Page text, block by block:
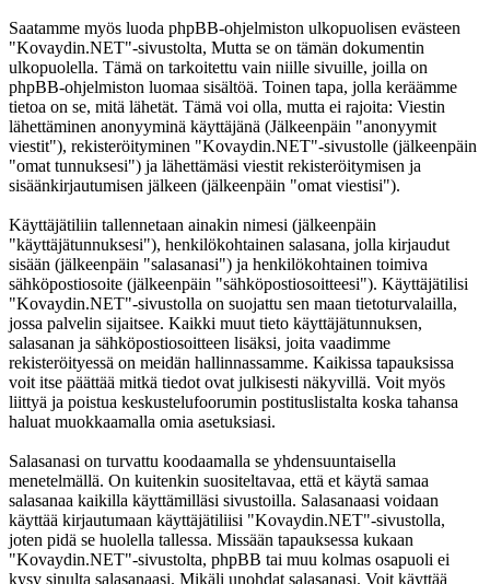
Saatamme myös luoda phpBB-ohjelmiston ulkopuolisen evästeen
"Kovaydin.NET"-sivustolta, Mutta se on tämän dokumentin
ulkopuolella. Tämä on tarkoitettu vain niille sivuille, joilla on
phpBB-ohjelmiston luomaa sisältöä. Toinen tapa, jolla keräämme
tietoa on se, mitä lähetät. Tämä voi olla, mutta ei rajoita: Viestin
lähettäminen anonyyminä käyttäjänä (Jälkeenpäin "anonyymit
viestit"), rekisteröityminen "Kovaydin.NET"-sivustolle (jälkeenpäin
"omat tunnuksesi") ja lähettämäsi viestit rekisteröitymisen ja
sisäänkirjautumisen jälkeen (jälkeenpäin "omat viestisi").
Käyttäjätiliin tallennetaan ainakin nimesi (jälkeenpäin
"käyttäjätunnuksesi"), henkilökohtainen salasana, jolla kirjaudut
sisään (jälkeenpäin "salasanasi") ja henkilökohtainen toimiva
sähköpostiosoite (jälkeenpäin "sähköpostiosoitteesi"). Käyttäjätilisi
"Kovaydin.NET"-sivustolla on suojattu sen maan tietoturvalailla,
jossa palvelin sijaitsee. Kaikki muut tieto käyttäjätunnuksen,
salasanan ja sähköpostiosoitteen lisäksi, joita vaadimme
rekisteröityessä on meidän hallinnassamme. Kaikissa tapauksissa
voit itse päättää mitkä tiedot ovat julkisesti näkyvillä. Voit myös
liittyä ja poistua keskustelufoorumin postituslistalta koska tahansa
haluat muokkaamalla omia asetuksiasi.
Salasanasi on turvattu koodaamalla se yhdensuuntaisella
menetelmällä. On kuitenkin suositeltavaa, että et käytä samaa
salasanaa kaikilla käyttämilläsi sivustoilla. Salasanaasi voidaan
käyttää kirjautumaan käyttäjätiliisi "Kovaydin.NET"-sivustolla,
joten pidä se huolella tallessa. Missään tapauksessa kukaan
"Kovaydin.NET"-sivustolta, phpBB tai muu kolmas osapuoli ei
kysy sinulta salasanaasi. Mikäli unohdat salasanasi. Voit käyttää